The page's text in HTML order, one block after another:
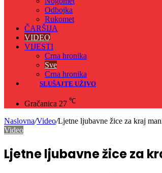
Odbojka
Rukomet
ČARŠIJA
VIDEO
VIJESTI
Crna hronika
Sve
Crna hronika
SLUŠAJTE UŽIVO
Gračanica 27 ℃
Naslovna/Video/Ljetne ljubavne žice za kraj
Video
Ljetne ljubavne žice za